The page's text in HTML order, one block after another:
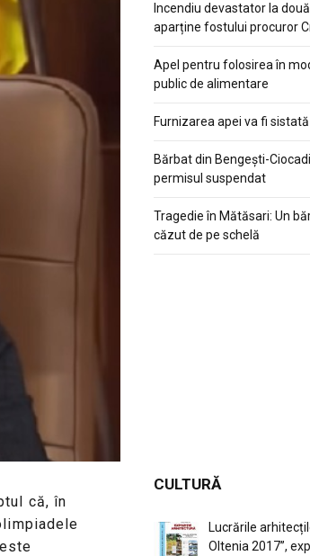
că, în
Incendiu devastator la
aparține fostului procuror
Apel pentru folosirea în
public de alimentare
Furnizarea apei va fi
Bărbat din Bengești-
permisul suspendat
Tragedie în Mătăsari: Un
căzut de pe schelă
CULTURĂ
Lucrările
Oltenia 2017”,